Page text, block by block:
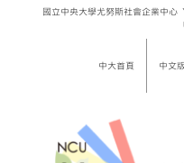
國立中央大學尤努斯社會企業中心
中大首頁 中文